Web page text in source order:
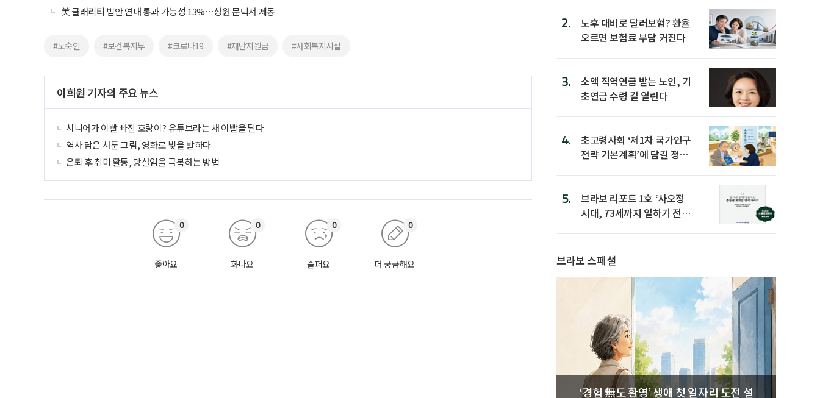
美 클래리티 법안 연내 통과 가능성 13%…상원 문턱서 제동
#노숙인 #보건복지부 #코로나19 #재난지원금 #사회복지시설
이희원 기자의 주요 뉴스
시니어가 이빨 빠진 호랑이? 유튜브라는 새 이빨을 달다
역사 담은 서툰 그림, 영화로 빛을 발하다
은퇴 후 취미 활동, 망설임을 극복하는 방법
좋아요
0
화나요
0
슬퍼요
0
더 궁금해요
0
2.
노후 대비로 달러보험? 환율
오르면 보험료 부담 커진다
3.
소액 직역연금 받는 노인, 기
초연금 수령 길 열린다
4.
초고령사회 ‘제1차 국가인구
전략 기본계획’에 담길 정책
5.
브라보 리포트 1호 ‘사오정
시대, 73세까지 일하기 전략’
브라보 스페셜
‘경험 無도 환영’ 생애 첫 일자리 도전 설